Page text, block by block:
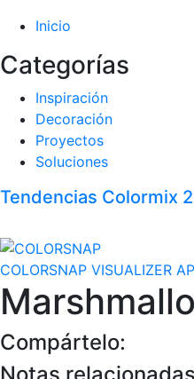
Inicio
Categorías
Inspiración
Decoración
Proyectos
Soluciones
Tendencias Colormix
COLORSNAP VISUALIZER
Compártelo:
Notas